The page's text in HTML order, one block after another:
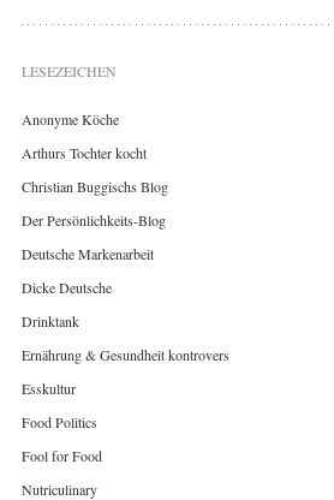
LESEZEICHEN
Anonyme Köche
Arthurs Tochter kocht
Christian Buggischs Blog
Der Persönlichkeits-Blog
Deutsche Markenarbeit
Dicke Deutsche
Drinktank
Ernährung & Gesundheit kontrovers
Esskultur
Food Politics
Fool for Food
Nutriculinary